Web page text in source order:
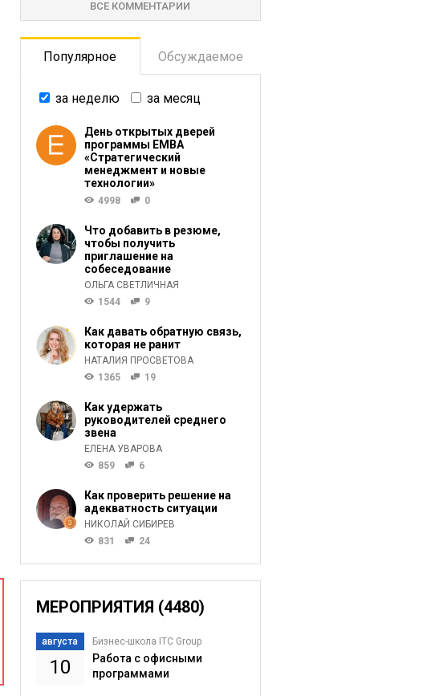
ВСЕ КОММЕНТАРИИ
Популярное Обсуждаемое
за неделю за месяц
День открытых дверей
программы ЕМВА
«Стратегический
менеджмент и новые
технологии»
4998 0
Что добавить в резюме,
чтобы получить
приглашение на
собеседование
ОЛЬГА СВЕТЛИЧНАЯ
1544
9
Как давать обратную связь,
которая не ранит
НАТАЛИЯ ПРОСВЕТОВА
1365
19
Как удержать
руководителей среднего
звена
ЕЛЕНА УВАРОВА
859
6
Как проверить решение на
адекватность ситуации
НИКОЛАЙ СИБИРЕВ
831
24
МЕРОПРИЯТИЯ (4480)
августа
10
Бизнес-школа ITC Group
Работа с офисными
программами